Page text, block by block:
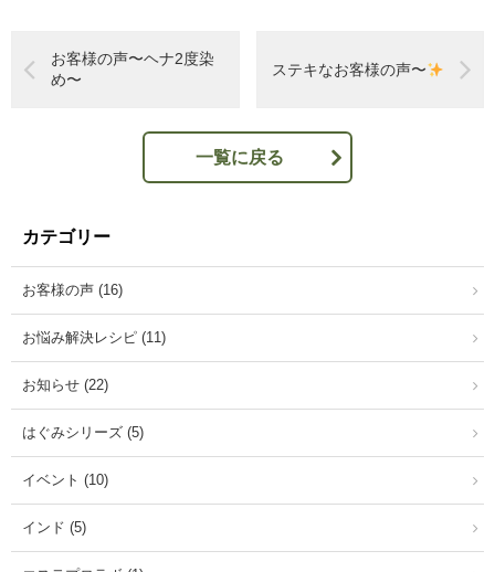
お客様の声〜ヘナ2度染
め〜
ステキなお客様の声〜
一覧に戻る
カテゴリー
お客様の声 (16)
お悩み解決レシピ (11)
お知らせ (22)
はぐみシリーズ (5)
イベント (10)
インド (5)